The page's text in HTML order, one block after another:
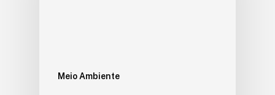
Meio Ambiente